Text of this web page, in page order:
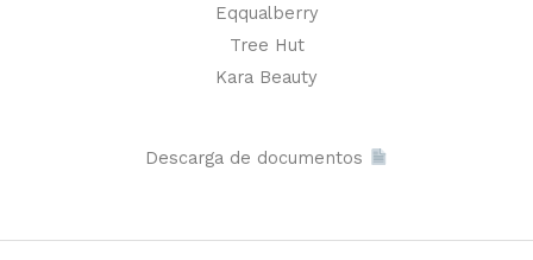
Eqqualberry
Tree Hut
Kara Beauty
Descarga de documentos